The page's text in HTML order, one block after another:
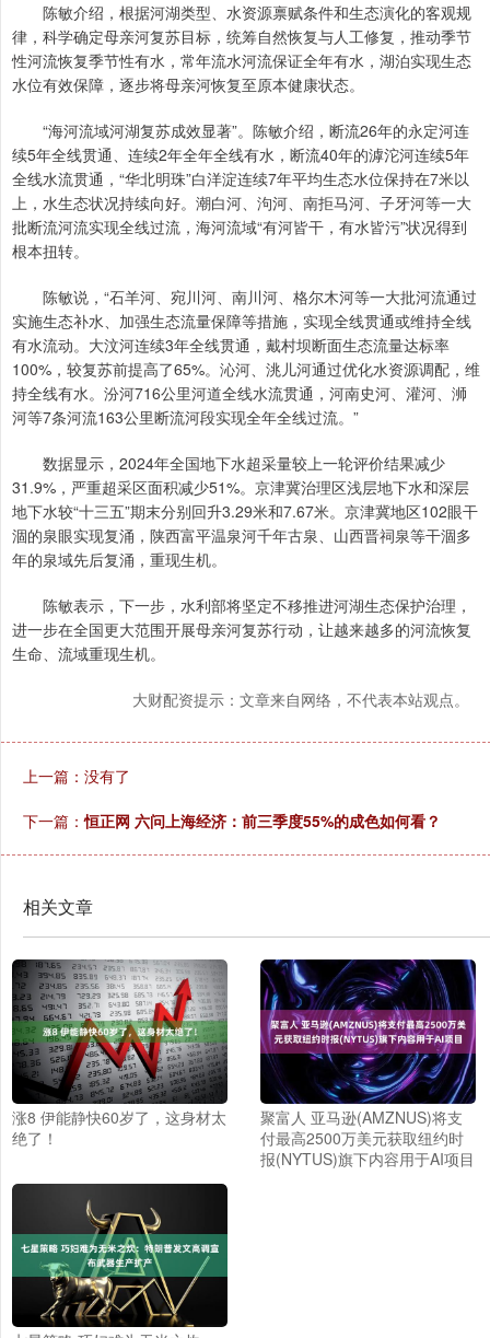
陈敏介绍，根据河湖类型、水资源禀赋条件和生态演化的客观规
律，科学确定母亲河复苏目标，统筹自然恢复与人工修复，推动季节
性河流恢复季节性有水，常年流水河流保证全年有水，湖泊实现生态
水位有效保障，逐步将母亲河恢复至原本健康状态。
“海河流域河湖复苏成效显著”。陈敏介绍，断流26年的永定河连
续5年全线贯通、连续2年全年全线有水，断流40年的滹沱河连续5年
全线水流贯通，“华北明珠”白洋淀连续7年平均生态水位保持在7米以
上，水生态状况持续向好。潮白河、泃河、南拒马河、子牙河等一大
批断流河流实现全线过流，海河流域“有河皆干，有水皆污”状况得到
根本扭转。
陈敏说，“石羊河、宛川河、南川河、格尔木河等一大批河流通过
实施生态补水、加强生态流量保障等措施，实现全线贯通或维持全线
有水流动。大汶河连续3年全线贯通，戴村坝断面生态流量达标率
100%，较复苏前提高了65%。沁河、洮儿河通过优化水资源调配，维
持全线有水。汾河716公里河道全线水流贯通，河南史河、灌河、浉
河等7条河流163公里断流河段实现全年全线过流。”
数据显示，2024年全国地下水超采量较上一轮评价结果减少
31.9%，严重超采区面积减少51%。京津冀治理区浅层地下水和深层
地下水较“十三五”期末分别回升3.29米和7.67米。京津冀地区102眼干
涸的泉眼实现复涌，陕西富平温泉河千年古泉、山西晋祠泉等干涸多
年的泉域先后复涌，重现生机。
陈敏表示，下一步，水利部将坚定不移推进河湖生态保护治理，
进一步在全国更大范围开展母亲河复苏行动，让越来越多的河流恢复
生命、流域重现生机。
大财配资提示：文章来自网络，不代表本站观点。
上一篇：没有了
下一篇：恒正网 六问上海经济：前三季度55%的成色如何看？
相关文章
涨8 伊能静快60岁了，这身材太
绝了！
聚富人 亚马逊(AMZNUS)将支
付最高2500万美元获取纽约时
报(NYTUS)旗下内容用于AI项目